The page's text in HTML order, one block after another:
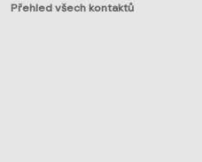
Přehled všech kontaktů